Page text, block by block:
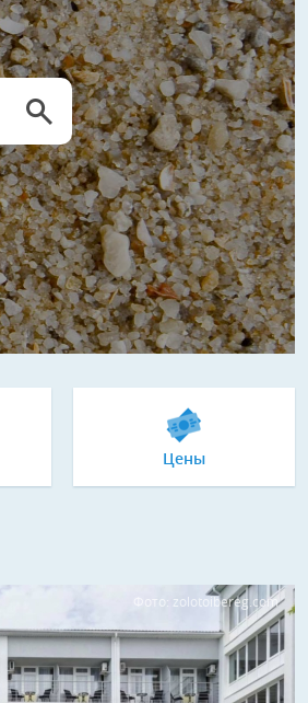
Цены
Фото: zolotoibereg.com